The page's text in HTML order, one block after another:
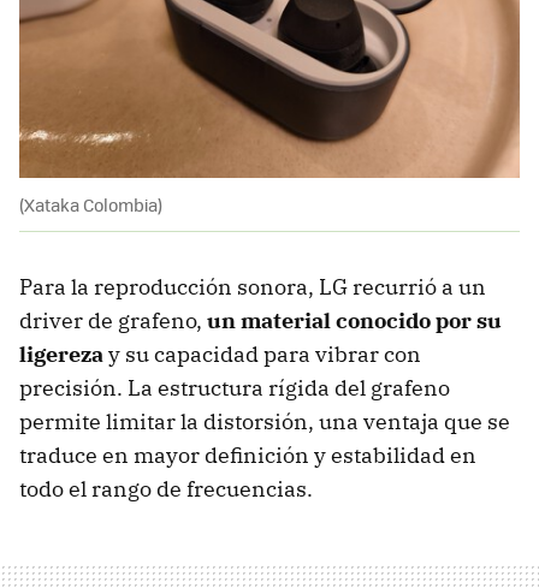
(Xataka Colombia)
Para la reproducción sonora, LG recurrió a un
driver de grafeno, un material conocido por su
ligerezay su capacidad para vibrar con
precisión. La estructura rígida del grafeno
permite limitar la distorsión, una ventaja que se
traduce en mayor definición y estabilidad en
todo el rango de frecuencias.